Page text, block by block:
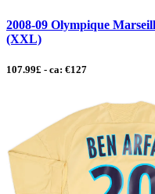
2008-09 Olympique
(XXL)
107.99£ - ca: €127